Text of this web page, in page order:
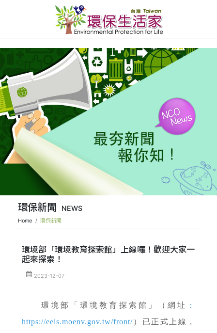
環保新聞 NEWS
Home 環保新聞
環境部「環境教育探索館」上線囉！歡迎大家一
起來探索！
2023-12-07
環境部「環境教育探索館」（網址
：
https://eeis.moenv.gov.tw/front/）已正式上線，